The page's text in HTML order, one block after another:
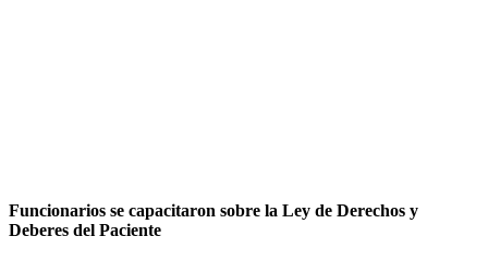
Funcionarios se capacitaron sobre la Ley de Derechos y
Deberes del Paciente